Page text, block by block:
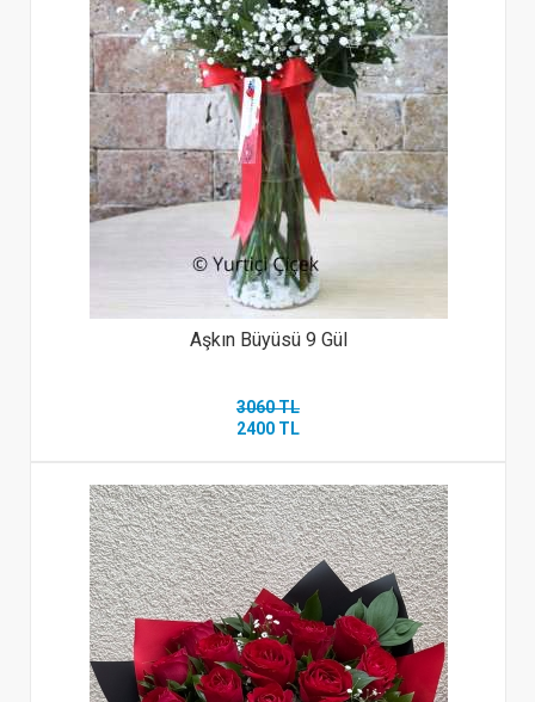
Aşkın Büyüsü 9 Gül
3060 TL
2400 TL